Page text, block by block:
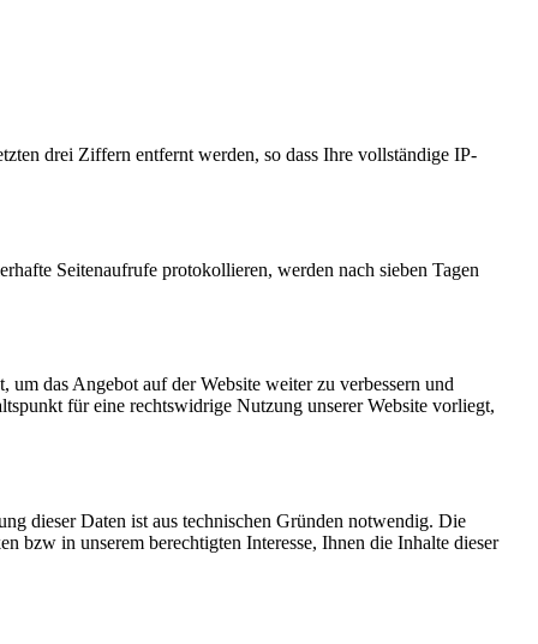
drei Ziffern entfernt werden, so dass Ihre vollständige IP-
Seitenaufrufe protokollieren, werden nach sieben Tagen
das Angebot auf der Website weiter zu verbessern und
für eine rechtswidrige Nutzung unserer Website vorliegt,
dieser Daten ist aus technischen Gründen notwendig. Die
bzw in unserem berechtigten Interesse, Ihnen die Inhalte dieser